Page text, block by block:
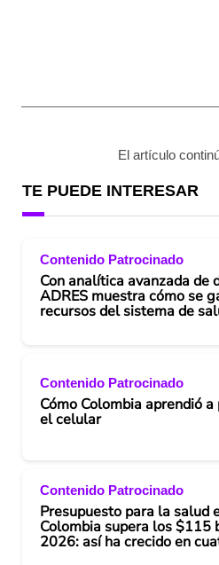
El artículo
TE PUEDE INTERESAR
Contenido Patrocinado
Con analítica avanzada de
ADRES muestra cómo se
recursos del sistema de
Contenido Patrocinado
Cómo Colombia aprendió
el celular
Contenido Patrocinado
Presupuesto para la salud
Colombia supera los $115
2026: así ha crecido en